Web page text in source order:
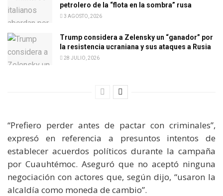
petrolero de la “flota en la sombra” rusa
3 AGOSTO, 2026
Trump considera a Zelensky un “ganador” por
la resistencia ucraniana y sus ataques a Rusia
28 JULIO, 2026
“Prefiero perder antes de pactar con criminales”,
expresó en referencia a presuntos intentos de
establecer acuerdos políticos durante la campaña
por Cuauhtémoc. Aseguró que no aceptó ninguna
negociación con actores que, según dijo, “usaron la
alcaldía como moneda de cambio”.